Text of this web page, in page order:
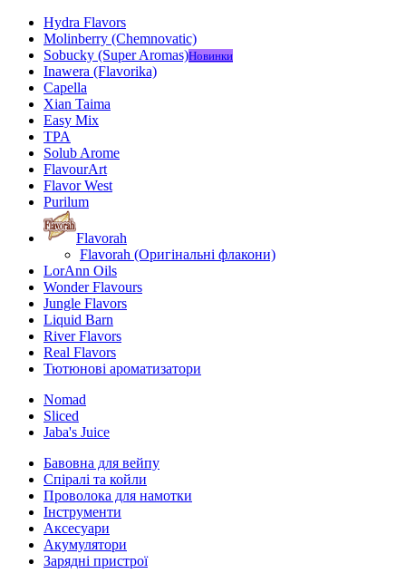
Hydra Flavors
Molinberry (Chemnovatic)
Sobucky (Super Aromas)Новинки
Inawera (Flavorika)
Capella
Xian Taima
Easy Mix
TPA
Solub Arome
FlavourArt
Flavor West
Purilum
Flavorah
Flavorah (Оригінальні флакони)
LorAnn Oils
Wonder Flavours
Jungle Flavors
Liquid Barn
River Flavors
Real Flavors
Тютюнові ароматизатори
Nomad
Sliced
Jaba's Juice
Бавовна для вейпу
Спіралі та койли
Проволока для намотки
Інструменти
Аксесуари
Акумулятори
Зарядні пристрої